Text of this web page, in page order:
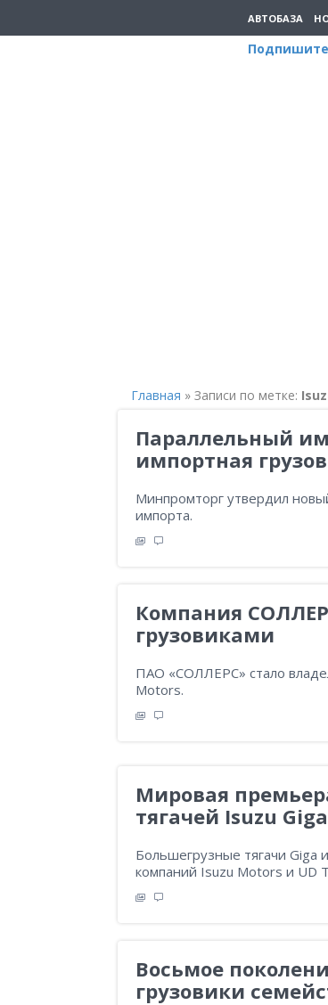
АВТОБАЗА
Главная » Записи по метке:
Параллельный
импортная
Минпромторг утвердил
импорта.
Компания
грузовиками
ПАО «СОЛЛЕРС» стало
Motors.
Мировая
тягачей Isuzu
Большегрузные тягачи Giga
компаний Isuzu Motors и UD
Восьмое
грузовики